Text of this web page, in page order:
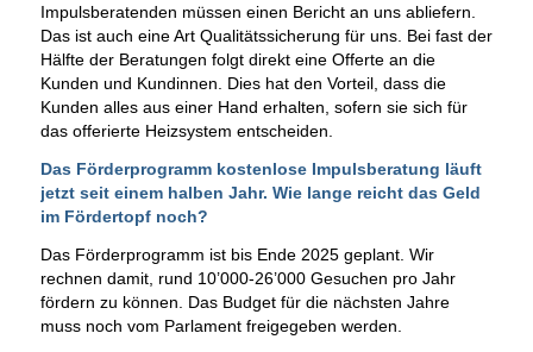
Impulsberatenden müssen einen Bericht an uns abliefern.
Das ist auch eine Art Qualitätssicherung für uns. Bei fast der
Hälfte der Beratungen folgt direkt eine Offerte an die
Kunden und Kundinnen. Dies hat den Vorteil, dass die
Kunden alles aus einer Hand erhalten, sofern sie sich für
das offerierte Heizsystem entscheiden.
Das Förderprogramm kostenlose Impulsberatung läuft
jetzt seit einem halben Jahr. Wie lange reicht das Geld
im Fördertopf noch?
Das Förderprogramm ist bis Ende 2025 geplant. Wir
rechnen damit, rund 10’000-26’000 Gesuchen pro Jahr
fördern zu können. Das Budget für die nächsten Jahre
muss noch vom Parlament freigegeben werden.